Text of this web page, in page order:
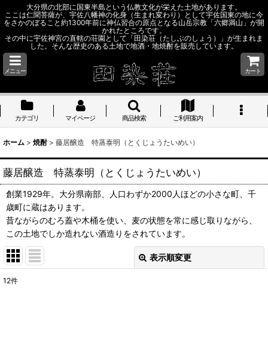
大分県の北部に国東半島という仏教文化が栄えた土地があります。
ここは仁聞菩薩が、宇佐八幡神の化身（生まれ変わり）として宇佐国東の地に今
をさかのぼること約1300年前に神仏習合の原点となる山岳宗教「六郷満山」が開
かれたところです。
その中に宇佐神宮の直轄の荘園として「田染荘（たしぶのしょう）」が生まれま
した。そんな歴史のある土地で地酒・地焼酎を販売しています。
メニュー カート
カテゴリ マイページ 商品検索 ご利用案内
ホーム > 焼酎 > 藤居醸造 特蒸泰明（とくじょうたいめい）
藤居醸造 特蒸泰明（とくじょうたいめい）
創業1929年。大分県南部、人口わずか2000人ほどの小さな町、千
歳町に蔵はあります。
昔ながらのむろ蓋や木桶を使い、麦の状態を常に感じ取りながら、
この土地でしか造れない酒造りをされています。
表示順変更
12件